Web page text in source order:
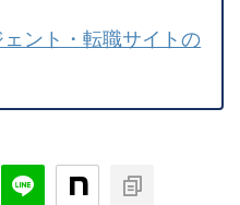
ント・転職サイトの